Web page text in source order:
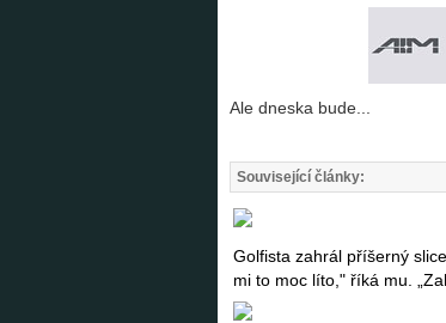
Ale dneska bude...
Související články:
Golfista zahrál příšerný
mi to moc líto," říká mu.